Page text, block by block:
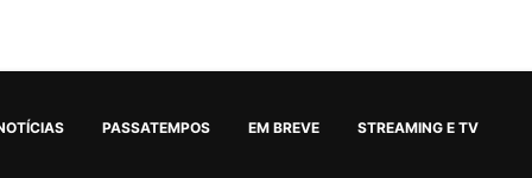
PASSATEMPOS EM BREVE STREAMING E TV